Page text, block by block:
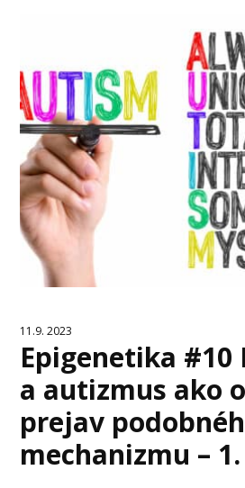
11.9. 2023
Epigenetika #10
a autizmus ako
prejav
mechanizmu –